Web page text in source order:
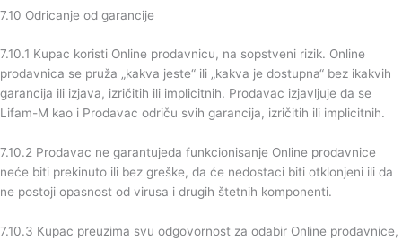
7.10 Odricanje od garancije
7.10.1 Kupac koristi Online prodavnicu, na sopstveni rizik. Online
prodavnica se pruža „kakva jeste“ ili „kakva je dostupna“ bez ikakvih
garancija ili izjava, izričitih ili implicitnih. Prodavac izjavljuje da se
Lifam-M kao i Prodavac odriču svih garancija, izričitih ili implicitnih.
7.10.2 Prodavac ne garantujeda funkcionisanje Online prodavnice
neće biti prekinuto ili bez greške, da će nedostaci biti otklonjeni ili da
ne postoji opasnost od virusa i drugih štetnih komponenti.
7.10.3 Kupac preuzima svu odgovornost za odabir Online prodavnice,